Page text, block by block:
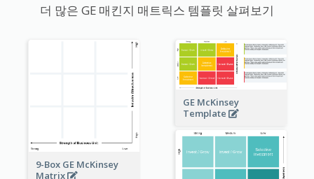
더 많은 GE 매킨지 매트릭스 템플릿 살펴보기
9-Box GE McKinsey
Matrix
GE McKinsey
Template